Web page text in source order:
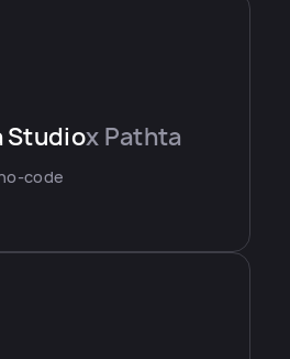
Studiox Pathta
code